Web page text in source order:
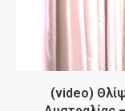
(video)